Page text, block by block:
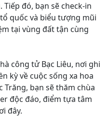
Tiếp đó, bạn sẽ check-in
quốc và biểu tượng mũi
tại vùng đất tận cùng
công tử Bạc Liêu, nơi ghi
kỳ về cuộc sống xa hoa
Trăng, bạn sẽ thăm chùa
độc đáo, điểm tựa tâm
đây.